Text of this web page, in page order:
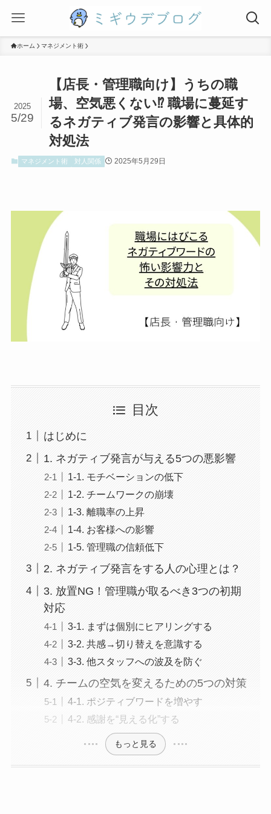
ホーム マネジメント術
【店長・管理職向け】うちの職
場、空気悪くない⁉ 職場に蔓延す
るネガティブ発言の影響と具体的
対処法
2025
5/29
マネジメント術 対人関係 2025年5月29日
目次
はじめに
1. ネガティブ発言が与える5つの悪影響
1-1. モチベーションの低下
1-2. チームワークの崩壊
1-3. 離職率の上昇
1-4. お客様への影響
1-5. 管理職の信頼低下
2. ネガティブ発言をする人の心理とは？
3. 放置NG！管理職が取るべき3つの初期
対応
3-1. まずは個別にヒアリングする
3-2. 共感→切り替えを意識する
3-3. 他スタッフへの波及を防ぐ
4. チームの空気を変えるための5つの対策
4-1. ポジティブワードを増やす
4-2. 感謝を“見える化”する
もっと見る